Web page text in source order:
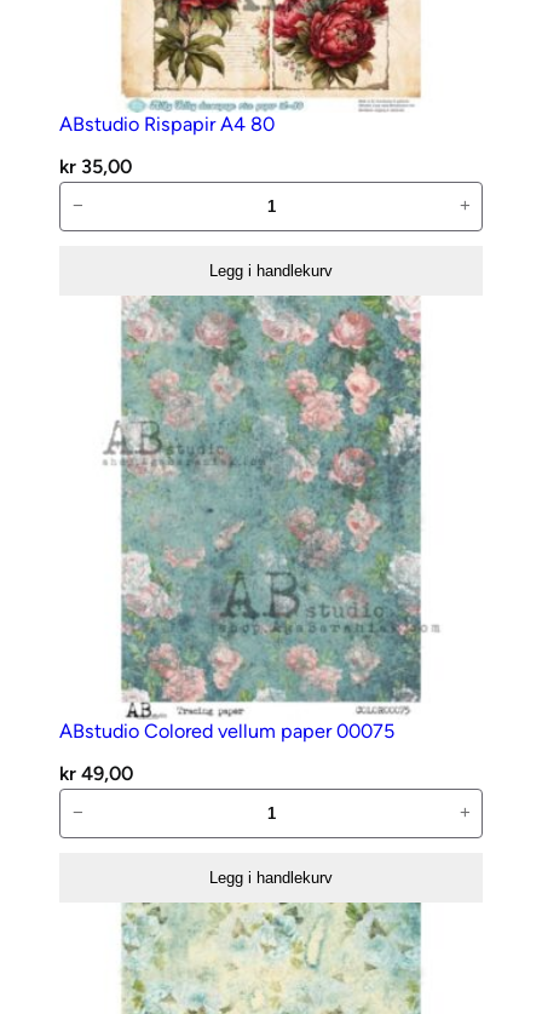
ABstudio Rispapir A4 80
kr 35,00
Rispapir
− +
Legg i handlekurv
ABstudio Colored vellum paper 00075
kr 49,00
Colored
− +
Legg i handlekurv